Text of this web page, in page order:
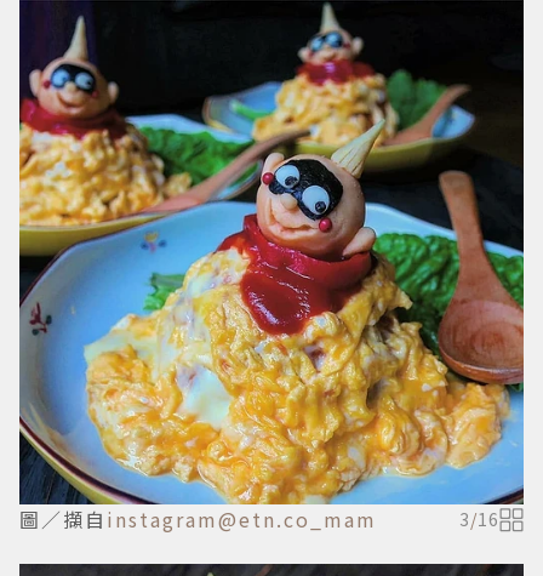
圖／擷自 instagram@etn.co_mam 3/16